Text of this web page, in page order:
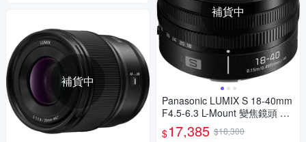
補貨中
補貨中
Panasonic LUMIX S 18-40mm
F4.5-6.3 L-Mount 變焦鏡頭 公
司貨 S-R1840GC
$17,385 $18,300